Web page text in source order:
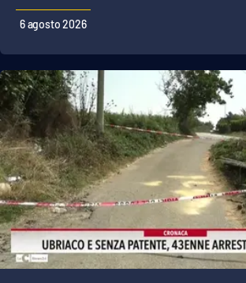
6 agosto 2026